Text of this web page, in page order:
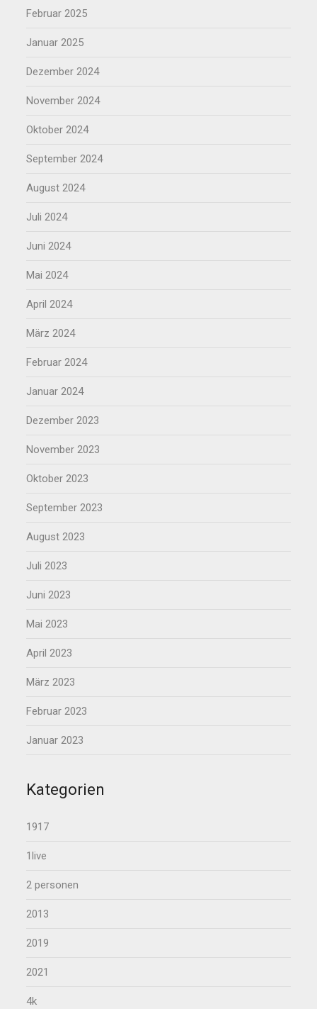
Februar 2025
Januar 2025
Dezember 2024
November 2024
Oktober 2024
September 2024
August 2024
Juli 2024
Juni 2024
Mai 2024
April 2024
März 2024
Februar 2024
Januar 2024
Dezember 2023
November 2023
Oktober 2023
September 2023
August 2023
Juli 2023
Juni 2023
Mai 2023
April 2023
März 2023
Februar 2023
Januar 2023
Kategorien
1917
1live
2 personen
2013
2019
2021
4k